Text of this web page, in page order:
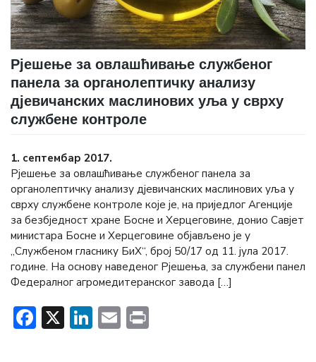
Рјешење за овлашћивање службеног
панела за органолептичку анализу
дјевичанских маслинових уља у сврху
службене контроле
1. септембар 2017.
Рјешење за овлашћивање службеног панела за
органолептичку анализу дјевичанских маслинових уља у
сврху службене контроле које је, на приједлог Агенције
за безбједност хране Босне и Херцеговине, донио Савјет
министара Босне и Херцеговине објављено је у
„Службеном гласнику БиХ“, број 50/17 од 11. јула 2017.
године. На основу наведеног Рјешења, за службени панел
Федералног агромедитеранског завода […]
Facebook
X LinkedIn
Email